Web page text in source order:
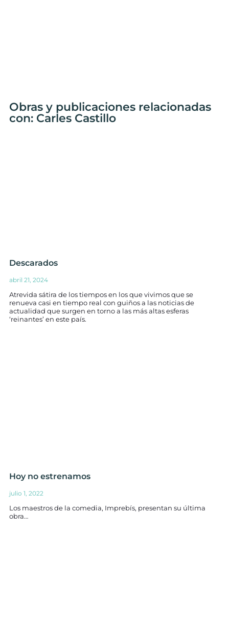
Obras y publicaciones relacionadas
con: Carles Castillo
Descarados
abril 21, 2024
Atrevida sátira de los tiempos en los que vivimos que se
renueva casi en tiempo real con guiños a las noticias de
actualidad que surgen en torno a las más altas esferas
‘reinantes’ en este país.
Hoy no estrenamos
julio 1, 2022
Los maestros de la comedia, Imprebís, presentan su última
obra…